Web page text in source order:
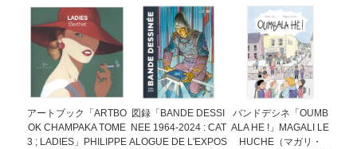
アートブック「ARTBO
OK CHAMPAKA TOME
3 ; LADIES」PHILIPPE
図録「BANDE DESSI
NEE 1964-2024 : CAT
ALOGUE DE L'EXPOS
バンドデシネ「OUMB
ALA HE !」MAGALI LE
HUCHE（マガリ・